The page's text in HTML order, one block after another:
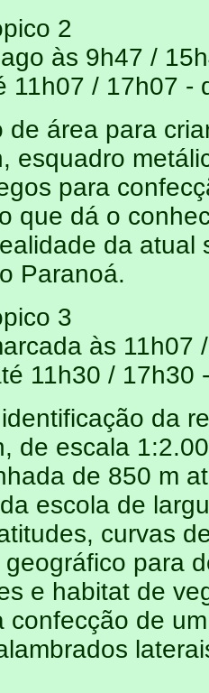
2
às 9h47 /
11h07 / 17h07 -
de área para
esquadro
para
que dá o
da
Paranoá.
3
às 11h07
11h30 / 17h30
da
de escala
de 850 m
escola de
curvas
para
e habitat de
confecção de